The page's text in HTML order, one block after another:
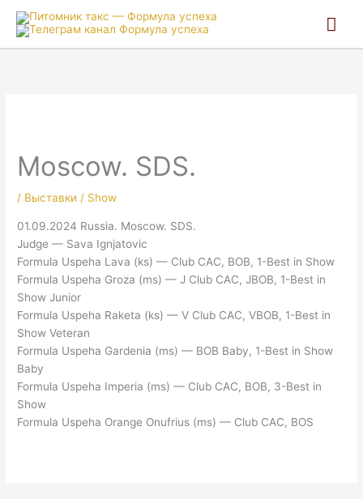
Moscow. SDS.
/ Выставки / Show
01.09.2024 Russia. Moscow. SDS.
Judge — Sava Ignjatovic
Formula Uspeha Lava (ks) — Club CAC, BOB, 1-Best in Show
Formula Uspeha Groza (ms) — J Club CAC, JBOB, 1-Best in
Show Junior
Formula Uspeha Raketa (ks) — V Club CAC, VBOB, 1-Best in
Show Veteran
Formula Uspeha Gardenia (ms) — BOB Baby, 1-Best in Show
Baby
Formula Uspeha Imperia (ms) — Club CAC, BOB, 3-Best in
Show
Formula Uspeha Orange Onufrius (ms) — Club CAC, BOS